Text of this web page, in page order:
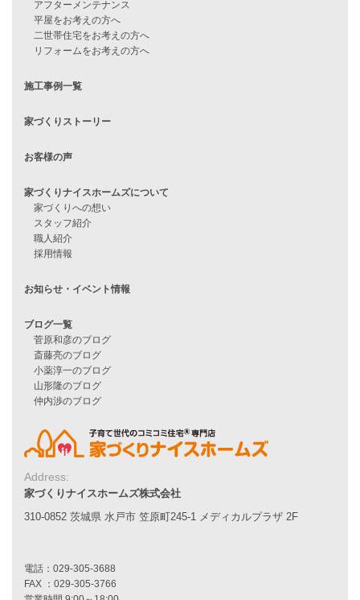
住宅ローンに不安がある方へ
他社で無理だと言われた方へ
月収25万円で家を建てる方法
Line Up
自由設計注文住宅
ハピネスシリーズ
Smart2030
Sシリーズ
シンプルな平屋
家づくりナイスホームズの家づくり
耐震性能
家づくりの流れ
7つのポイント
アフターメンテナンス
平屋をお考えの方へ
リフォームをお考えの方へ
施工事例一覧
家づくりストーリー
家づくりナイスホームズについて
Address:
家づくりナイスホームズ株式会社
310-0852 茨城県 水戸市 笠原町245-1 メディカルプラザ 2F